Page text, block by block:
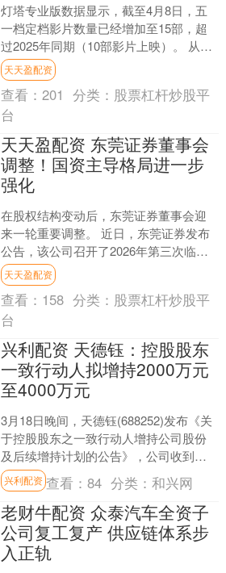
灯塔专业版数据显示，截至4月8日，五
一档定档影片数量已经增加至15部，超
过2025年同期（10部影片上映）。 从市
场热度来看，引进电影《穿普拉达的女
王2》以12....
天天盈配资
查看：201 分类： 股票杠杆炒股平
台
天天盈配资 东莞证券董事会
调整！国资主导格局进一步
强化
在股权结构变动后，东莞证券董事会迎
来一轮重要调整。 近日，东莞证券发布
公告，该公司召开了2026年第三次临时
股东会和第四届董事会第一次会议，完
成董事会换届选举。....
天天盈配资
查看： 158 分类： 股票杠杆炒股平
台
兴利配资 天德钰：控股股东
一致行动人拟增持2000万元
至4000万元
3月18日晚间，天德钰(688252)发布《关
于控股股东之一致行动人增持公司股份
及后续增持计划的公告》，公司收到控
股股东恒丰有限公司的一致行动人璞钰
投资股份有限....
兴利配资 查看：84 分类：和兴网
老财牛配资 众泰汽车全资子
公司复工复产 供应链体系步
入正轨